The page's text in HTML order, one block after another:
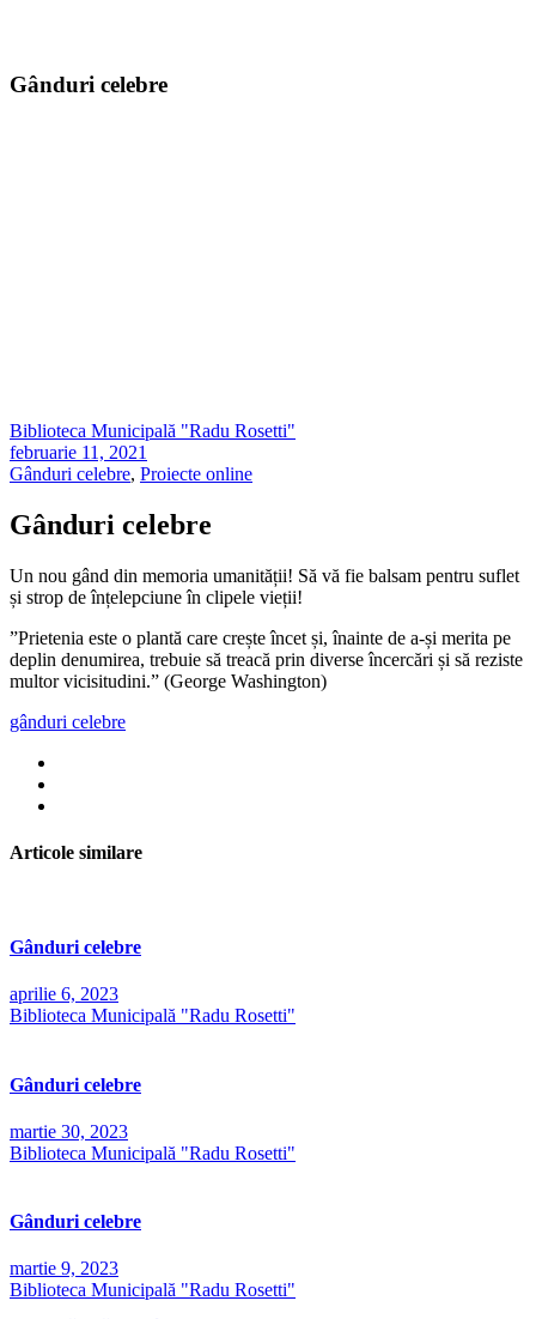
Gânduri celebre
Biblioteca Municipală "Radu Rosetti"
februarie 11, 2021
Gânduri celebre, Proiecte online
Gânduri celebre
Un nou gând din memoria umanității! Să vă fie balsam pentru suflet
și strop de înțelepciune în clipele vieții!
”Prietenia este o plantă care crește încet și, înainte de a-și merita pe
deplin denumirea, trebuie să treacă prin diverse încercări și să reziste
multor vicisitudini.” (George Washington)
gânduri celebre
Articole similare
Gânduri celebre
aprilie 6, 2023
Biblioteca Municipală "Radu Rosetti"
Gânduri celebre
martie 30, 2023
Biblioteca Municipală "Radu Rosetti"
Gânduri celebre
martie 9, 2023
Biblioteca Municipală "Radu Rosetti"